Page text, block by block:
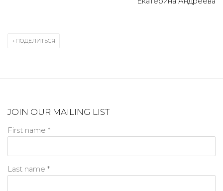
ПОДЕЛИТЬСЯ
JOIN OUR MAILING LIST
First name *
Last name *